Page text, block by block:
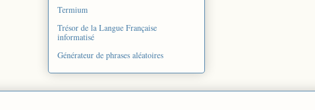
Termium
Trésor de la Langue Française
informatisé
Générateur de phrases aléatoires